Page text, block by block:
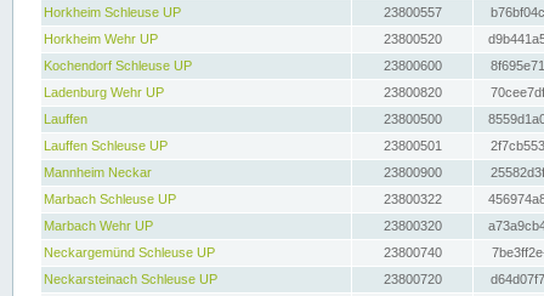
Horkheim Schleuse UP
23800557
Horkheim Wehr UP
23800520
Kochendorf Schleuse UP
23800600
Ladenburg Wehr UP
23800820
Lauffen
23800500
Lauffen Schleuse UP
23800501
Mannheim Neckar
23800900
Marbach Schleuse UP
23800322
Marbach Wehr UP
23800320
Neckargemünd Schleuse UP
23800740
Neckarsteinach Schleuse UP
23800720